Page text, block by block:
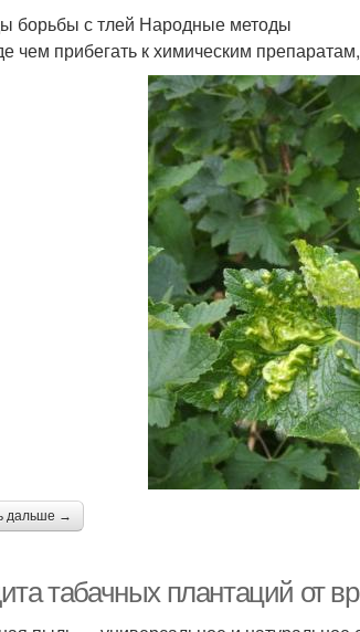
борьбы с тлей Народные методы
чем прибегать к химическим
дальше →
табачных плантаций от